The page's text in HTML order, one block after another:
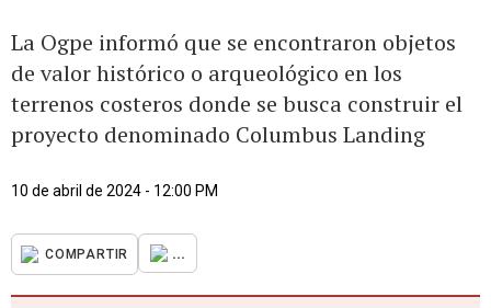
La Ogpe informó que se encontraron objetos
de valor histórico o arqueológico en los
terrenos costeros donde se busca construir el
proyecto denominado Columbus Landing
10 de abril de 2024 - 12:00 PM
COMPARTIR ...